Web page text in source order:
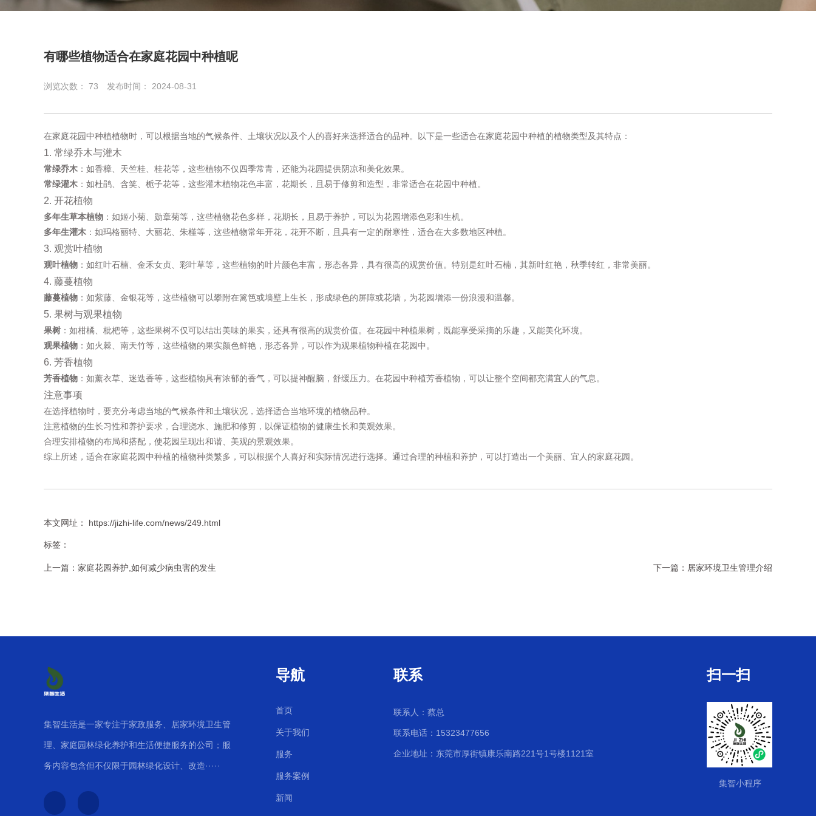
有哪些植物适合在家庭花园中种植呢
浏览次数： 73 发布时间： 2024-08-31
在家庭花园中种植植物时，可以根据当地的气候条件、土壤状况以及个人的喜好来选择适合的品种。以下是一些适合在家庭花园中种植的植物类型及其特点：
1. 常绿乔木与灌木
常绿乔木 ：如香樟、天竺桂、桂花等，这些植物不仅四季常青，还能为花园提供阴凉和美化效果。
常绿灌木 ：如杜鹃、含笑、栀子花等，这些灌木植物花色丰富，花期长，且易于修剪和造型，非常适合在花园中种植。
2. 开花植物
多年生草本植物 ：如姬小菊、勋章菊等，这些植物花色多样，花期长，且易于养护，可以为花园增添色彩和生机。
多年生灌木 ：如玛格丽特、大丽花、朱槿等，这些植物常年开花，花开不断，且具有一定的耐寒性，适合在大多数地区种植。
3. 观赏叶植物
观叶植物 ：如红叶石楠、金禾女贞、彩叶草等，这些植物的叶片颜色丰富，形态各异，具有很高的观赏价值。特别是红叶石楠，其新叶红艳，秋季转红，非常美丽。
4. 藤蔓植物
藤蔓植物 ：如紫藤、金银花等，这些植物可以攀附在篱笆或墙壁上生长，形成绿色的屏障或花墙，为花园增添一份浪漫和温馨。
5. 果树与观果植物
果树 ：如柑橘、枇杷等，这些果树不仅可以结出美味的果实，还具有很高的观赏价值。在花园中种植果树，既能享受采摘的乐趣，又能美化环境。
观果植物 ：如火棘、南天竹等，这些植物的果实颜色鲜艳，形态各异，可以作为观果植物种植在花园中。
6. 芳香植物
芳香植物 ：如薰衣草、迷迭香等，这些植物具有浓郁的香气，可以提神醒脑，舒缓压力。在花园中种植芳香植物，可以让整个空间都充满宜人的气息。
注意事项
在选择植物时，要充分考虑当地的气候条件和土壤状况，选择适合当地环境的植物品种。
注意植物的生长习性和养护要求，合理浇水、施肥和修剪，以保证植物的健康生长和美观效果。
合理安排植物的布局和搭配，使花园呈现出和谐、美观的景观效果。
综上所述，适合在家庭花园中种植的植物种类繁多，可以根据个人喜好和实际情况进行选择。通过合理的种植和养护，可以打造出一个美丽、宜人的家庭花园。
本文网址： https://jizhi-life.com/news/249.html
标签：
上一篇： 家庭花园养护,如何减少病虫害的发生 下一篇： 居家环境卫生管理介绍
集智生活是一家专注于家政服务、居家环境卫生管
理、家庭园林绿化养护和生活便捷服务的公司；服
务内容包含但不仅限于园林绿化设计、改造·····
导航
首页
关于我们
服务
服务案例
新闻
联系
联系人：蔡总
联系电话：15323477656
企业地址：东莞市厚街镇康乐南路221号1号楼1121室
扫一扫
集智小程序